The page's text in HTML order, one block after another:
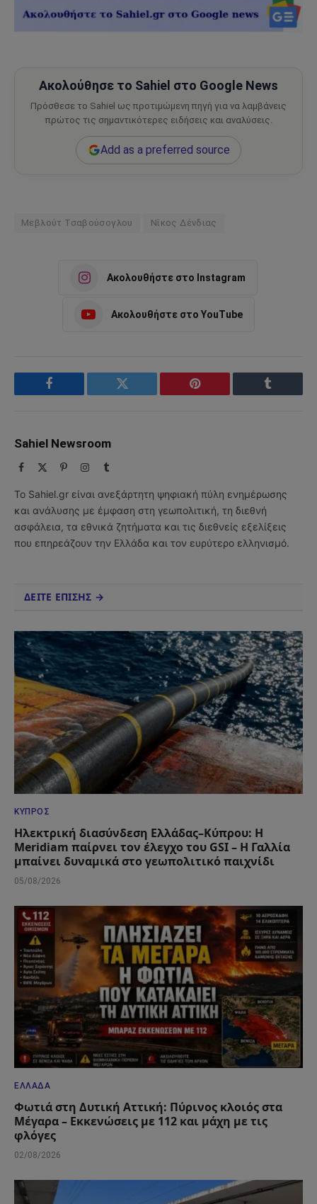
Ακολούθησε το Sahiel στο Google News
Πρόσθεσε το Sahiel ως προτιμώμενη πηγή για να λαμβάνεις
πρώτος τις σημαντικότερες ειδήσεις και αναλύσεις.
Add as a preferred source
Μεβλούτ Τσαβούσογλου Νίκος Δένδιας
Ακολουθήστε στο Instagram
Ακολουθήστε στο YouTube
Facebook Twitter Pinterest Tumblr
Sahiel Newsroom
Facebook PinterestInstagram
Tumblr
Το Sahiel.gr είναι ανεξάρτητη ψηφιακή πύλη ενημέρωσης
και ανάλυσης με έμφαση στη γεωπολιτική, τη διεθνή
ασφάλεια, τα εθνικά ζητήματα και τις διεθνείς εξελίξεις
που επηρεάζουν την Ελλάδα και τον ευρύτερο ελληνισμό.
ΔΕΙΤΕ ΕΠΙΣΗΣ →
ΚΎΠΡΟΣ
Ηλεκτρική διασύνδεση Ελλάδας–Κύπρου: Η
Meridiam παίρνει τον έλεγχο του GSI – Η Γαλλία
μπαίνει δυναμικά στο γεωπολιτικό παιχνίδι
05/08/2026
ΕΛΛΆΔΑ
Φωτιά στη Δυτική Αττική: Πύρινος κλοιός στα
Μέγαρα – Εκκενώσεις με 112 και μάχη με τις
φλόγες
02/08/2026